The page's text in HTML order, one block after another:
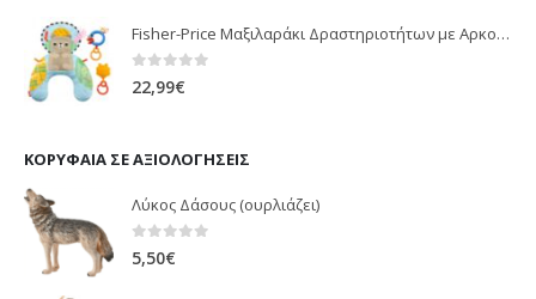
Fisher-Price Μαξιλαράκι Δραστηριοτήτων με Αρκουδάκι (JHB44)
0 out of 5
22,99€
ΚΟΡΥΦΑΊΑ ΣΕ ΑΞΙΟΛΟΓΉΣΕΙΣ
Λύκος Δάσους (ουρλιάζει)
0 out of 5
5,50€